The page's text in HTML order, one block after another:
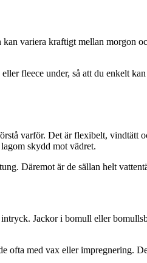
variera kraftigt mellan morgon
fleece under, så att du enkelt
varför. Det är flexibelt,
skydd mot vädret.
Däremot är de sällan helt
Jackor i bomull eller
ofta med vax eller impregnering.